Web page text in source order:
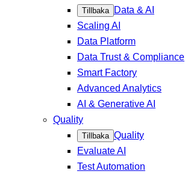
Tillbaka
Data & AI
Scaling AI
Data Platform
Data Trust & Compliance
Smart Factory
Advanced Analytics
AI & Generative AI
Quality
Tillbaka Quality
Evaluate AI
Test Automation